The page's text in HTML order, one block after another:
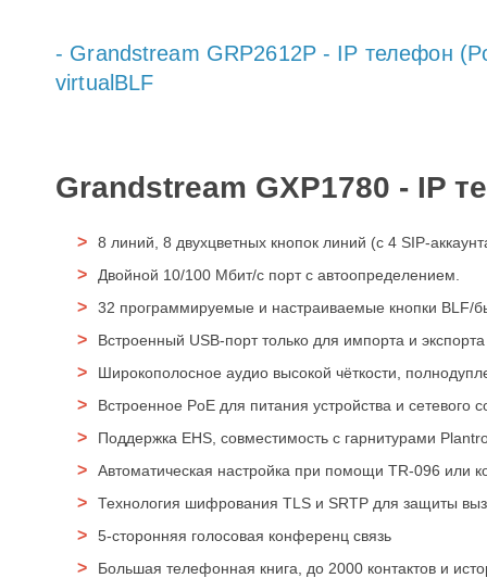
- Grandstream GRP2612P - IP телефон
virtualBLF
Grandstream GXP1780 - IP
8 линий, 8 двухцветных кнопок линий (с 4 SIP-
Двойной 10/100 Мбит/с порт с автоопределением.
32 программируемые и настраиваемые кнопки BLF/
Встроенный USB-порт только для импорта и
Широкополосное аудио высокой чёткости,
Встроенное PoE для питания устройства и сетевого
Поддержка EHS, совместимость с гарнитурами
Автоматическая настройка при помощи TR-096 или
Технология шифрования TLS и SRTP для защиты
5-сторонняя голосовая конференц связь
Большая телефонная книга, до 2000 контактов и